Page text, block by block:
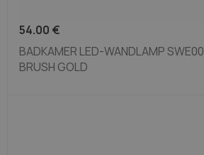
54.00 €
BADKAMER LED-WANDLAMP
BRUSH GOLD